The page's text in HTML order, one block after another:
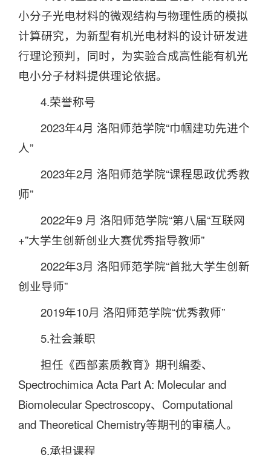
小分子光电材料的微观结构与物理性质的模拟
计算研究，为新型有机光电材料的设计研发进
行理论预判，同时，为实验合成高性能有机光
电小分子材料提供理论依据。
4.荣誉称号
2023年4月 洛阳师范学院“巾帼建功先进个
人”
2023年2月 洛阳师范学院“课程思政优秀教
师”
2022年9 月 洛阳师范学院“第八届“互联网
+”大学生创新创业大赛优秀指导教师”
2022年3月 洛阳师范学院“首批大学生创新
创业导师”
2019年10月 洛阳师范学院“优秀教师”
5.社会兼职
担任《西部素质教育》期刊编委、
Spectrochimica Acta Part A: Molecular and
Biomolecular Spectroscopy、Computational
and Theoretical Chemistry等期刊的审稿人。
6.承担课程